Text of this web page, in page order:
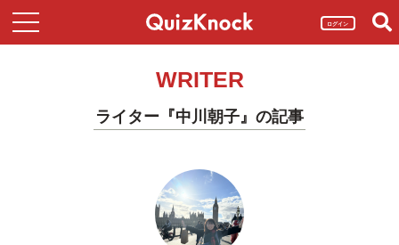
ログイン
WRITER
ライター『中川朝子』の記事